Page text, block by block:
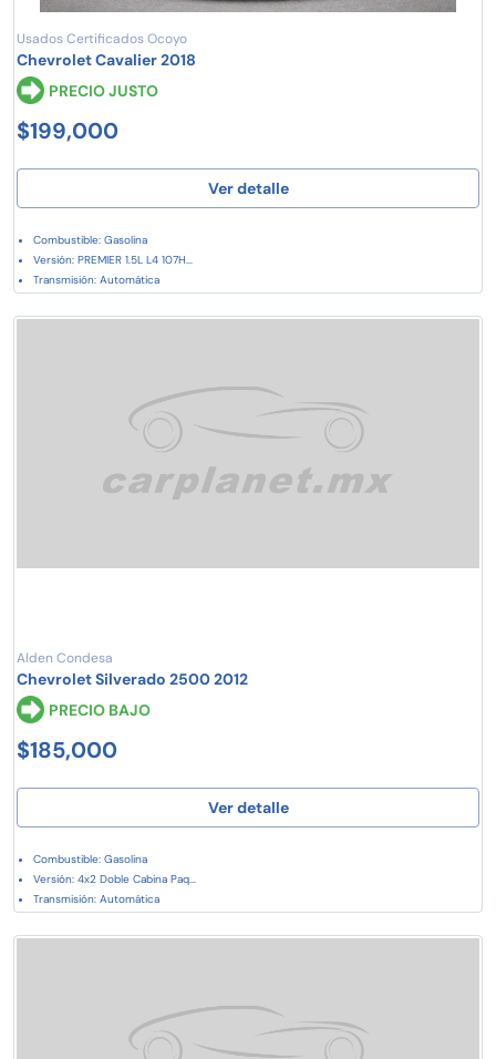
Usados Certificados Ocoyo
Chevrolet Cavalier 2018
PRECIO JUSTO
$199,000
Ver detalle
Combustible: Gasolina
Versión: PREMIER 1.5L L4 107H...
Transmisión: Automática
Alden Condesa
Chevrolet Silverado 2500 2012
PRECIO BAJO
$185,000
Ver detalle
Combustible: Gasolina
Versión: 4x2 Doble Cabina Paq...
Transmisión: Automática